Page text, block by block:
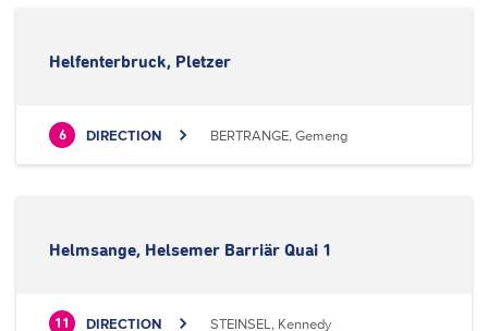
Helfenterbruck, Pletzer
6 DIRECTION BERTRANGE, Gemeng
Helmsange, Helsemer Barriär Quai 1
11 DIRECTION STEINSEL, Kennedy